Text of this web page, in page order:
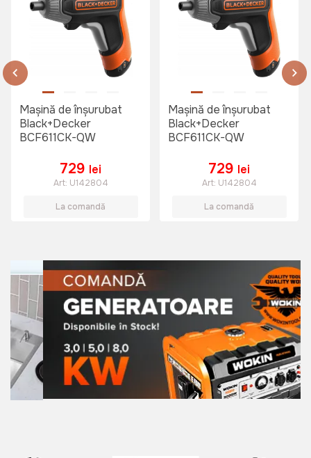
Mașină de înşurubat
Black+Decker
BCF611CK-QW
729 lei
Art: U142804
La comandă
Mașină de înşurubat
Black+Decker
BCF611CK-QW
729 lei
Art: U142804
La comandă